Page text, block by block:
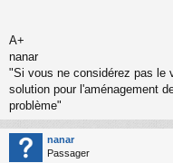
A+
nanar
"Si vous ne considérez pas le
solution pour l'aménagement
problème"
nanar
Passager